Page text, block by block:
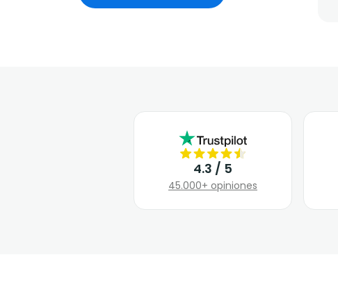
4.3 / 5
45.000+ opiniones